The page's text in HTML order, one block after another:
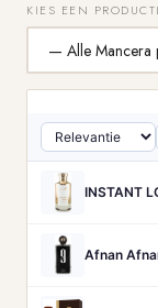
KIES EEN